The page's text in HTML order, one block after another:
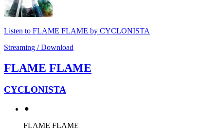
Listen to FLAME FLAME by CYCLONISTA
Streaming / Download
FLAME FLAME
CYCLONISTA
⚫︎
FLAME FLAME